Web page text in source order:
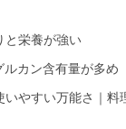
と栄養が強い
ルカン含有量が多め
いやすい万能さ｜料